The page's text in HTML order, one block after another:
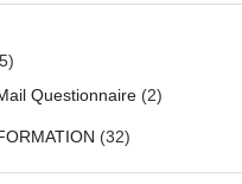
Questionnaire(2)
(32)